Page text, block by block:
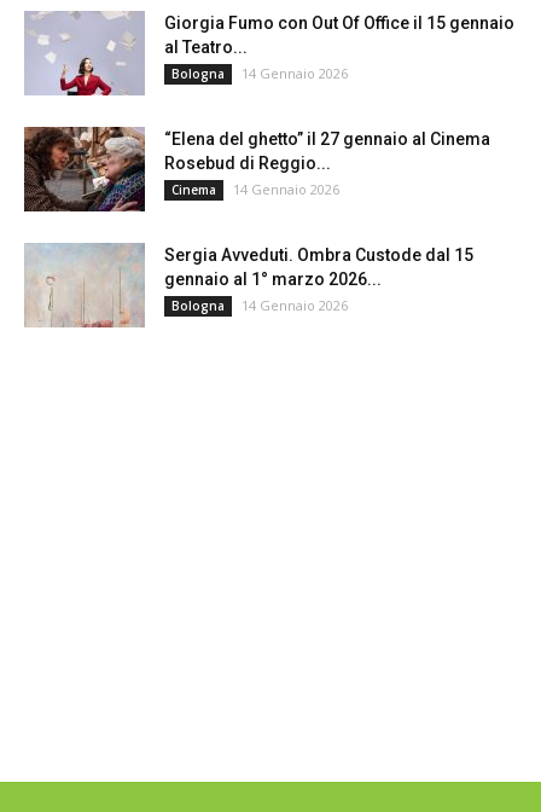
Giorgia Fumo con Out Of Office il 15 gennaio
al Teatro...
Bologna 14 Gennaio 2026
“Elena del ghetto” il 27 gennaio al Cinema
Rosebud di Reggio...
Cinema 14 Gennaio 2026
Sergia Avveduti. Ombra Custode dal 15
gennaio al 1° marzo 2026...
Bologna 14 Gennaio 2026